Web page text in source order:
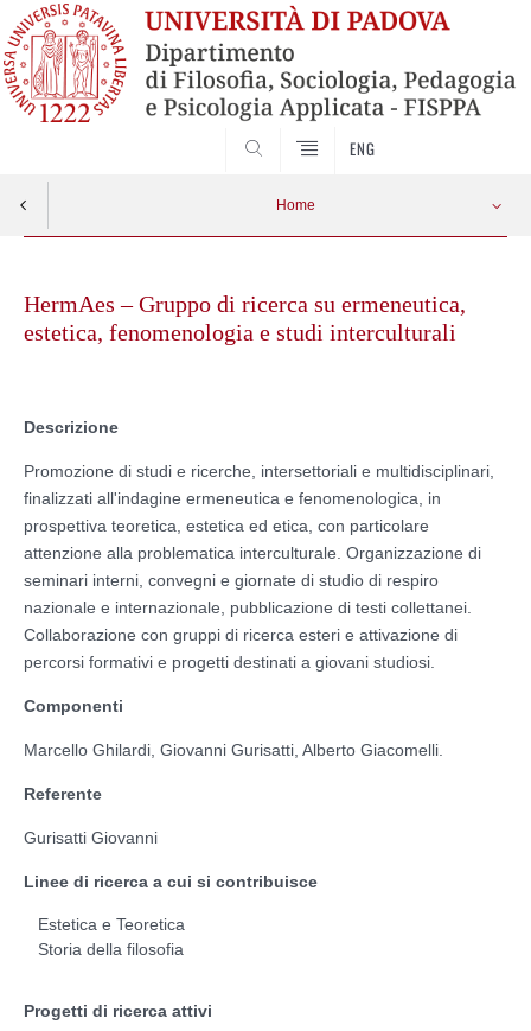
ENG
Home
contentHermAes – Gruppo di ricerca su ermeneutica,
estetica, fenomenologia e studi interculturali
Descrizione
Promozione di studi e ricerche, intersettoriali e multidisciplinari,
finalizzati all'indagine ermeneutica e fenomenologica, in
prospettiva teoretica, estetica ed etica, con particolare
attenzione alla problematica interculturale. Organizzazione di
seminari interni, convegni e giornate di studio di respiro
nazionale e internazionale, pubblicazione di testi collettanei.
Collaborazione con gruppi di ricerca esteri e attivazione di
percorsi formativi e progetti destinati a giovani studiosi.
Componenti
Marcello Ghilardi, Giovanni Gurisatti, Alberto Giacomelli.
Referente
Gurisatti Giovanni
Linee di ricerca a cui si contribuisce
Estetica e Teoretica
Storia della filosofia
Progetti di ricerca attivi